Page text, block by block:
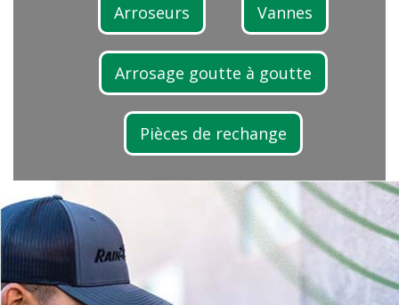
Arroseurs Vannes
Arrosage goutte à goutte
Pièces de rechange